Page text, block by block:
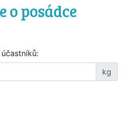
o posádce
kg